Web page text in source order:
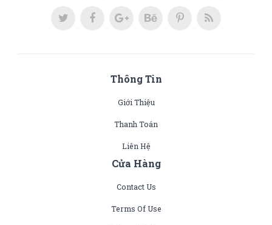
Thông Tin
Giới Thiệu
Thanh Toán
Liên Hệ
Cửa Hàng
Contact Us
Terms Of Use